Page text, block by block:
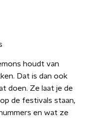
houdt van
Dat is dan ook
doen. Ze laat je de
de festivals staan,
en wat ze